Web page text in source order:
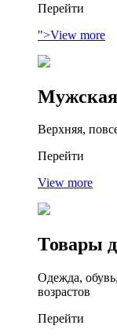
Перейти
">View more
Мужская
Верхняя,
Перейти
View more
Товары
Одежда,
возрастов
Перейти